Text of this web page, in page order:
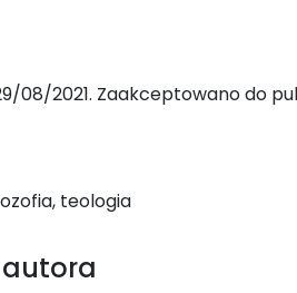
08/2021. Zaakceptowano do
teologia